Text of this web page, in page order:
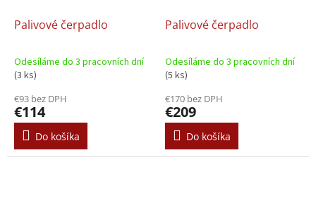
Palivové čerpadlo
Odesíláme do 3 pracovních dní
(3 ks)
€93 bez DPH
€114
Do košíka
Palivové čerpadlo
Odesíláme do 3 pracovních dní
(5 ks)
€170 bez DPH
€209
Do košíka